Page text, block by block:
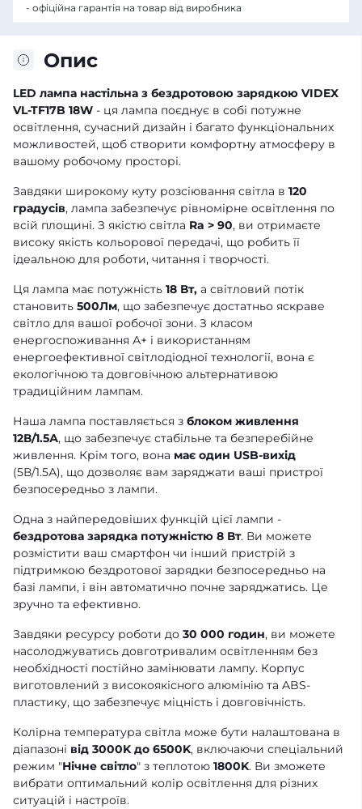
Опис
LED лампа настiльна з бездротовою зарядкою VIDEX
VL-TF17B 18W - ця лампа поєднує в собі потужне
освітлення, сучасний дизайн і багато функціональних
можливостей, щоб створити комфортну атмосферу в
вашому робочому просторі.
Завдяки широкому куту розсіювання світла в 120
градусів, лампа забезпечує рівномірне освітлення по
всій площині. З якістю світла Ra > 90, ви отримаєте
високу якість кольорової передачі, що робить її
ідеальною для роботи, читання і творчості.
Ця лампа має потужність 18 Вт, а світловий потік
становить 500Лм, що забезпечує достатньо яскраве
світло для вашої робочої зони. З класом
енергоспоживання А+ і використанням
енергоефективної світлодіодної технології, вона є
екологічною та довговічною альтернативою
традиційним лампам.
Наша лампа поставляється з блоком живлення
12В/1.5А, що забезпечує стабільне та безперебійне
живлення. Крім того, вона має один USB-вихід
(5В/1.5А), що дозволяє вам заряджати ваші пристрої
безпосередньо з лампи.
Одна з найпередовіших функцій цієї лампи -
бездротова зарядка потужністю 8 Вт. Ви можете
розмістити ваш смартфон чи інший пристрій з
підтримкою бездротової зарядки безпосередньо на
базі лампи, і він автоматично почне заряджатись. Це
зручно та ефективно.
Завдяки ресурсу роботи до 30 000 годин, ви можете
насолоджуватись довготривалим освітленням без
необхідності постійно замінювати лампу. Корпус
виготовлений з високоякісного алюмінію та ABS-
пластику, що забезпечує міцність і довговічність.
Колірна температура світла може бути налаштована в
діапазоні від 3000K до 6500K, включаючи спеціальний
режим "Нічне світло" з теплотою 1800K. Ви зможете
вибрати оптимальний колір освітлення для різних
ситуацій і настроїв.
- офіційна гарантія на товар від виробника